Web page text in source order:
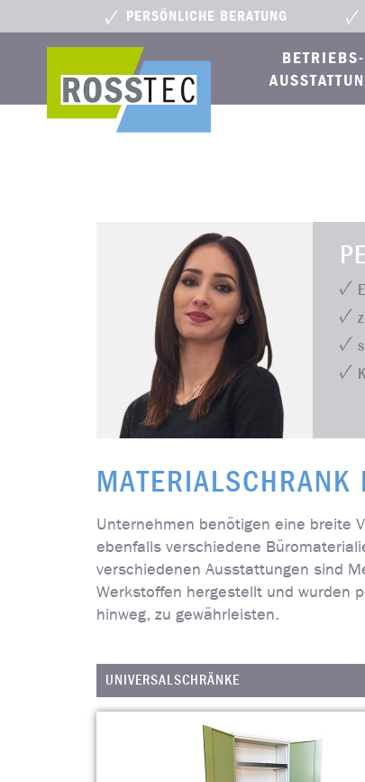
PERSÖNLICHE BERATUNG
BETRIEBS­
MATERIALSCHRANK
Unternehmen benötigen eine breite
ebenfalls verschiedene
verschiedenen Ausstattungen sind
Werkstoffen hergestellt und wurden
hinweg, zu gewährleisten.
UNIVERSALSCHRÄNKE